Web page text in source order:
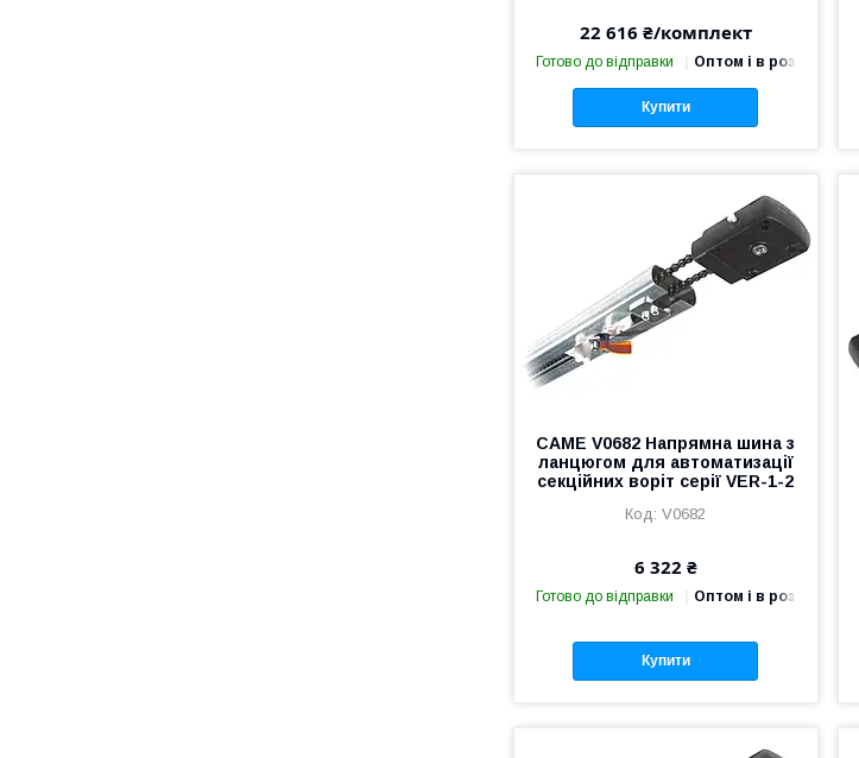
22 616 ₴/комплект
Готово до відправки Оптом і в роздріб
Купити
CAME V0682 Напрямна шина з
ланцюгом для автоматизації
секційних воріт серії VER-1-2
V0682
6 322 ₴
Готово до відправки Оптом і в роздріб
Купити